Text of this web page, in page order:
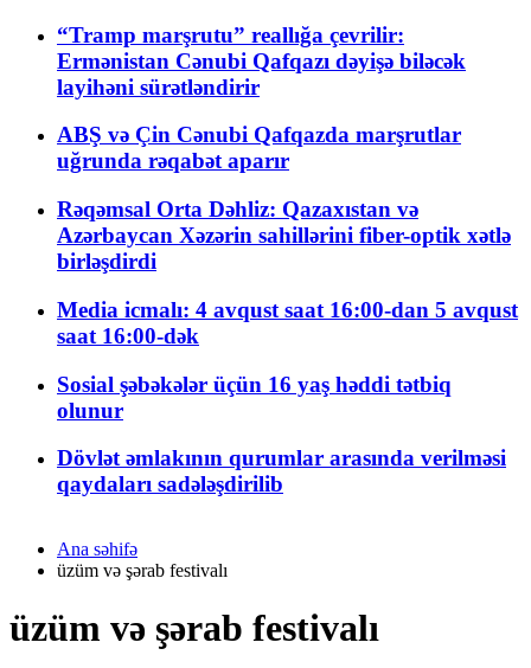
“Tramp marşrutu” reallığa çevrilir:
Ermənistan Cənubi Qafqazı dəyişə biləcək
layihəni sürətləndirir
ABŞ və Çin Cənubi Qafqazda marşrutlar
uğrunda rəqabət aparır
Rəqəmsal Orta Dəhliz: Qazaxıstan və
Azərbaycan Xəzərin sahillərini fiber-optik xətlə
birləşdirdi
Media icmalı: 4 avqust saat 16:00-dan 5 avqust
saat 16:00-dək
Sosial şəbəkələr üçün 16 yaş həddi tətbiq
olunur
Dövlət əmlakının qurumlar arasında verilməsi
qaydaları sadələşdirilib
Ana səhifə
üzüm və şərab festivalı
üzüm və şərab festivalı